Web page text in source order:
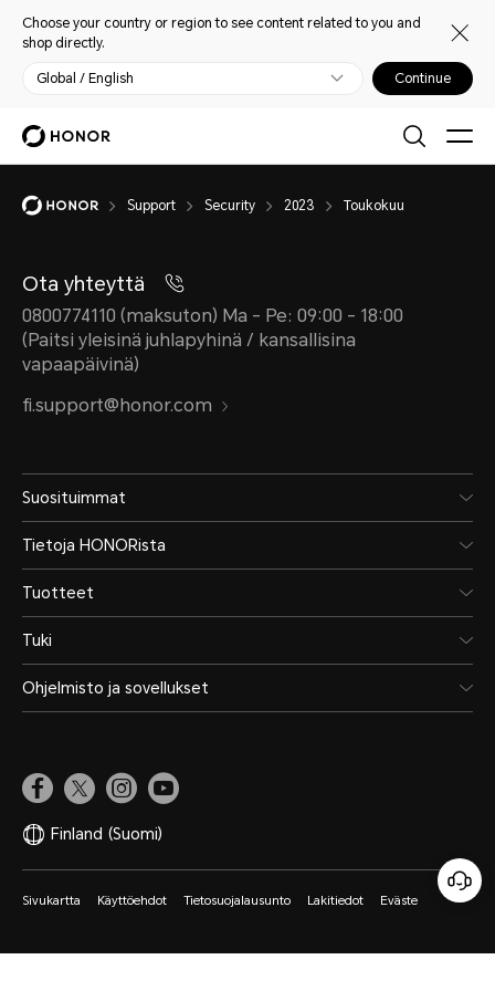
Choose your country or region to see content related to you and
shop directly.
Global / English Continue
Support Security 2023 Toukokuu
Ota yhteyttä
0800774110 (maksuton) Ma - Pe: 09:00 - 18:00
(Paitsi yleisinä juhlapyhinä / kansallisina
vapaapäivinä)
fi.support@honor.com
Suosituimmat
Tietoja HONORista
Tuotteet
Tuki
Ohjelmisto ja sovellukset
Finland (Suomi)
Sivukartta Käyttöehdot Tietosuojalausunto Lakitiedot Eväste